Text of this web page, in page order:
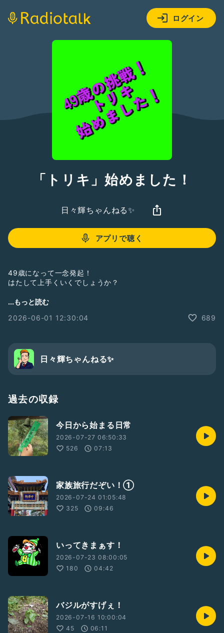
ログイン
「トリキ」始めました！
日々輝ちゃんねる✨
アプリで聴く
49歳になって一念発起！
はたして上手くいくでしょうか？
#落ち着きある #Radiotalk
#豆知識
#ひとり語り
#メンバーシップ #俺は運が良い
...もっと読む
2026-06-01 12:30:04
689
日々輝ちゃんねる✨
過去の収録
今日から始まる日常
2026-07-27 06:50:33
526
07:13
家族旅行だぞい！①
2026-07-24 01:05:48
325
09:46
いってきまぁす！
2026-07-23 08:00:05
180
04:42
バジルがすげぇ！
2026-07-16 10:00:04
45
06:11